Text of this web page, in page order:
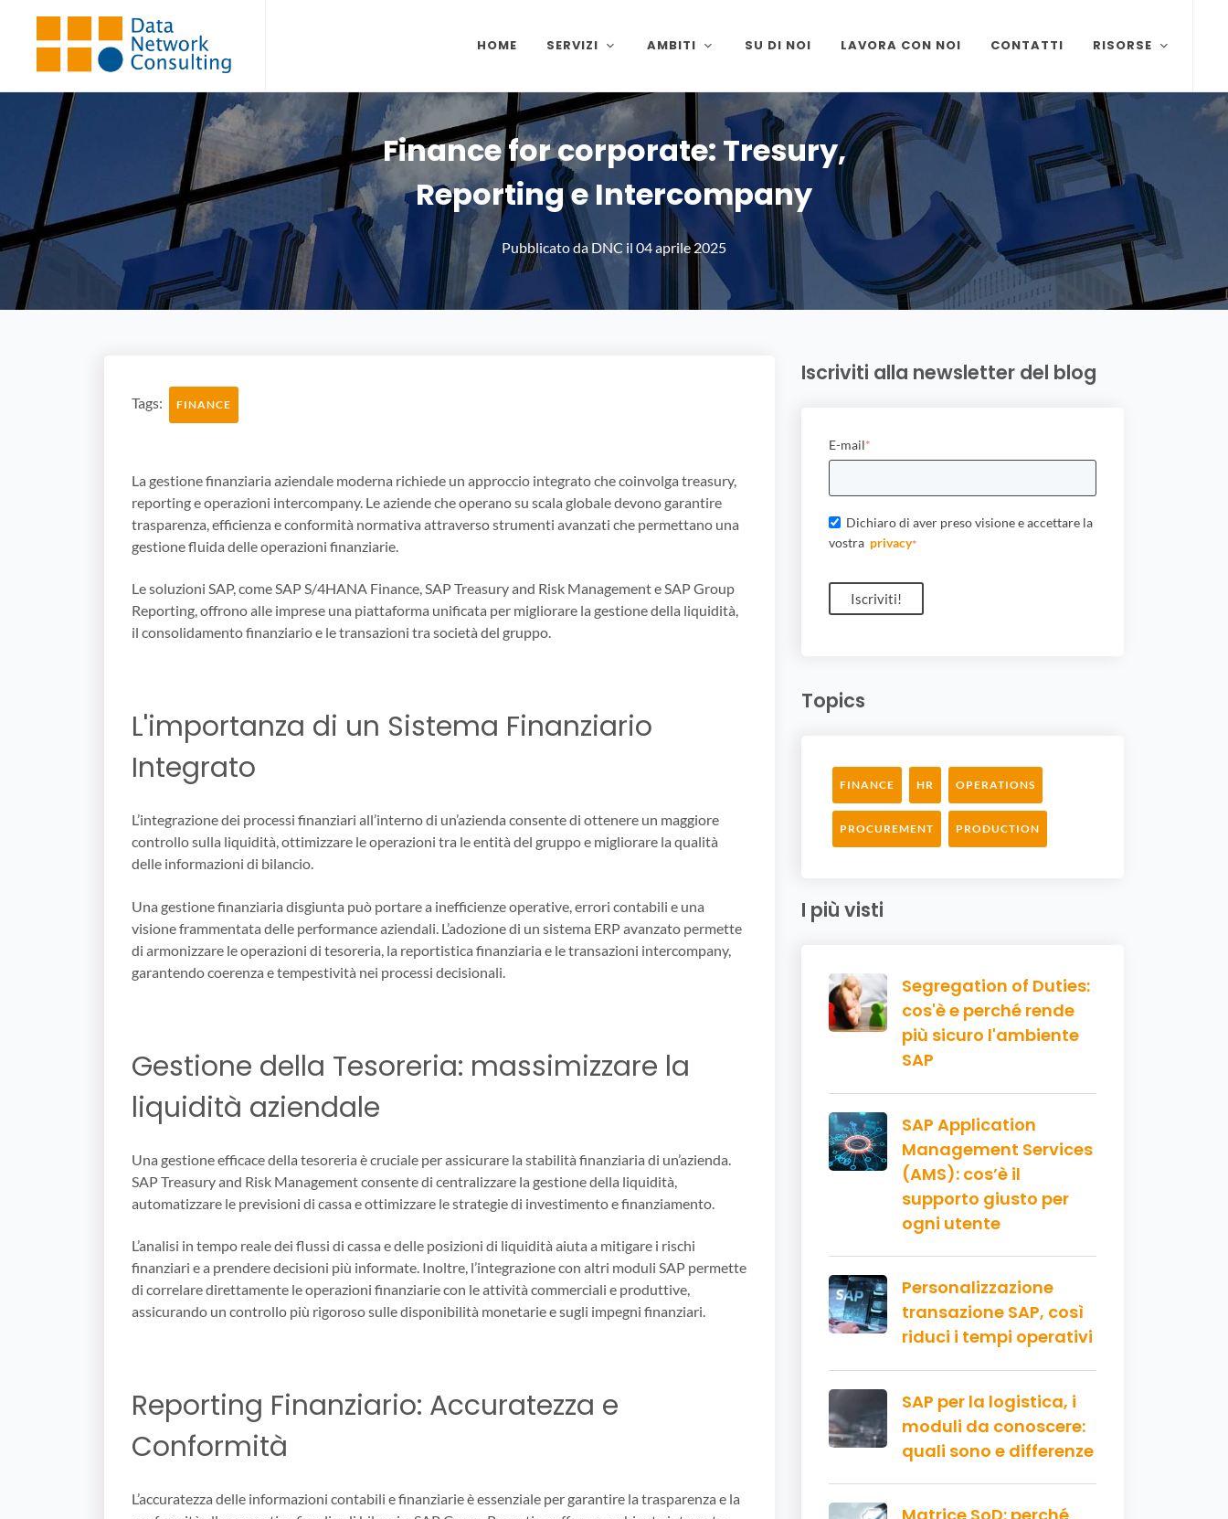
HOME SERVIZI AMBITI SU DI NOI LAVORA CON NOI CONTATTI RISORSE
Finance for corporate: Tresury,
Reporting e Intercompany
Pubblicato daDNC il 04 aprile 2025
Tags: FINANCE
La gestione finanziaria aziendale moderna richiede un approccio integrato che coinvolga treasury,
reporting e operazioni intercompany. Le aziende che operano su scala globale devono garantire
trasparenza, efficienza e conformità normativa attraverso strumenti avanzati che permettano una
gestione fluida delle operazioni finanziarie.
Le soluzioni SAP, come SAP S/4HANA Finance, SAP Treasury and Risk Management e SAP Group
Reporting, offrono alle imprese una piattaforma unificata per migliorare la gestione della liquidità,
il consolidamento finanziario e le transazioni tra società del gruppo.
L'importanza di un Sistema Finanziario
Integrato
L’integrazione dei processi finanziari all’interno di un’azienda consente di ottenere un maggiore
controllo sulla liquidità, ottimizzare le operazioni tra le entità del gruppo e migliorare la qualità
delle informazioni di bilancio.
Una gestione finanziaria disgiunta può portare a inefficienze operative, errori contabili e una
visione frammentata delle performance aziendali. L’adozione di un sistema ERP avanzato permette
di armonizzare le operazioni di tesoreria, la reportistica finanziaria e le transazioni intercompany,
garantendo coerenza e tempestività nei processi decisionali.
Gestione della Tesoreria: massimizzare la
liquidità aziendale
Una gestione efficace della tesoreria è cruciale per assicurare la stabilità finanziaria di un’azienda.
SAP Treasury and Risk Management consente di centralizzare la gestione della liquidità,
automatizzare le previsioni di cassa e ottimizzare le strategie di investimento e finanziamento.
L’analisi in tempo reale dei flussi di cassa e delle posizioni di liquidità aiuta a mitigare i rischi
finanziari e a prendere decisioni più informate. Inoltre, l’integrazione con altri moduli SAP permette
di correlare direttamente le operazioni finanziarie con le attività commerciali e produttive,
assicurando un controllo più rigoroso sulle disponibilità monetarie e sugli impegni finanziari.
Reporting Finanziario: Accuratezza e
Conformità
L’accuratezza delle informazioni contabili e finanziarie è essenziale per garantire la trasparenza e la
Iscriviti alla newsletter del blog
E-mail*
Dichiaro di aver preso visione e accettare la
vostra privacy*
Topics
FINANCE HR OPERATIONS
PROCUREMENT PRODUCTION
I più visti
Segregation of Duties:
cos'è e perché rende
più sicuro l'ambiente
SAP
SAP Application
Management Services
(AMS): cos’è il
supporto giusto per
ogni utente
Personalizzazione
transazione SAP, così
riduci i tempi operativi
SAP per la logistica, i
moduli da conoscere:
quali sono e differenze